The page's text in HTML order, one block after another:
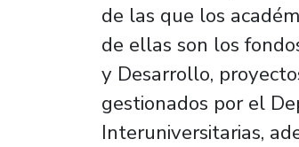
de las que los
de ellas son los
y Desarrollo,
gestionados por el
Interuniversitarias,